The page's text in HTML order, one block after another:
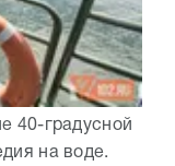
40-градусной
на воде.